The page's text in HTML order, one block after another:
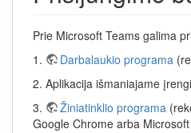
Prie Microsoft Teams galima
1.
Darbalaukio programa
2. Aplikacija išmaniajame
3.
Žiniatinklio programa
Google Chrome arba